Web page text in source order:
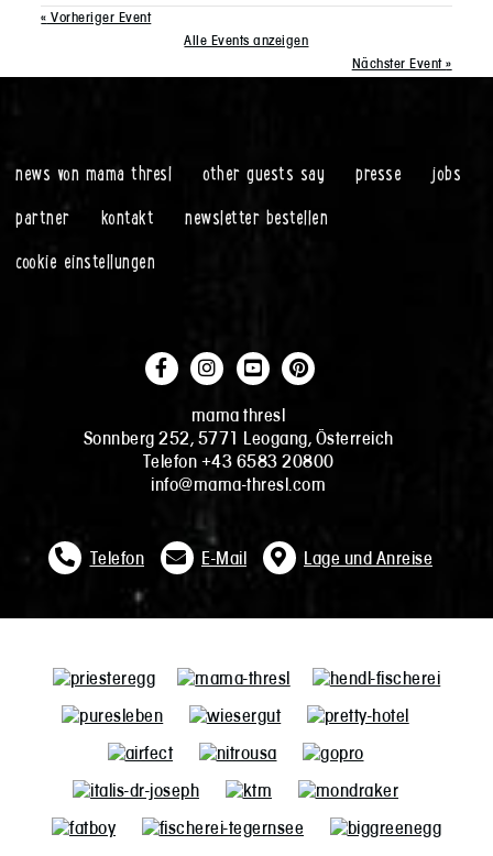
« Vorheriger Event
Alle Events anzeigen
Nächster Event»
news von mama thresl other guests say presse
jobs
partner
kontakt
newsletter bestellen
cookie einstellungen
mama thresl
Sonnberg 252, 5771 Leogang, Österreich
Telefon +43 6583 20800
info@mama-thresl.com
Telefon E-Mail Lage und Anreise